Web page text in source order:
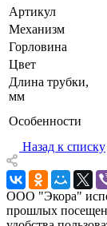
Артикул
Механизм
Горловина
Цвет
Длина трубки,
мм
Особенности
Назад к списку
ООО "Экора"
прошлых